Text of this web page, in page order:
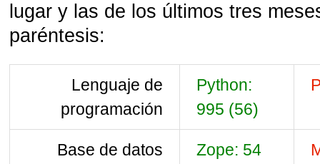
lugar y las de los últimos tres
paréntesis:
Lenguaje de
programación
Python:
995 (56)
Base de datos
Zope: 54